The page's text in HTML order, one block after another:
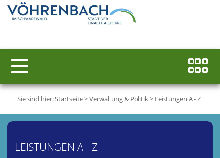
Sie sind hier:Startseite>Verwaltung & Politik> Leistungen A - Z
LEISTUNGEN A - Z